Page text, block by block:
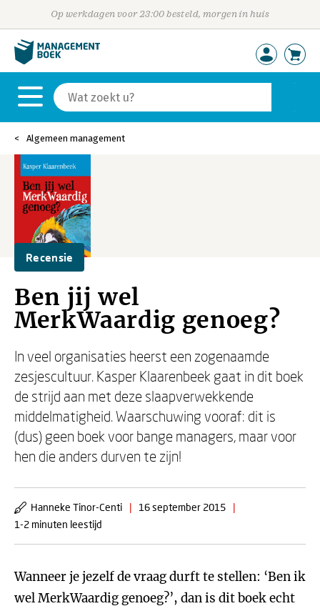
Op werkdagen voor 23:00 besteld, morgen in huis
Algemeen management
Recensie
Ben jij wel
MerkWaardig genoeg?
In veel organisaties heerst een zogenaamde
zesjescultuur. Kasper Klaarenbeek gaat in dit boek
de strijd aan met deze slaapverwekkende
middelmatigheid. Waarschuwing vooraf: dit is
(dus) geen boek voor bange managers, maar voor
hen die anders durven te zijn!
Hanneke Tinor-Centi | 16 september 2015
|
1-2 minuten leestijd
Wanneer je jezelf de vraag durft te stellen: ‘Ben ik
wel MerkWaardig genoeg?’, dan is dit boek echt